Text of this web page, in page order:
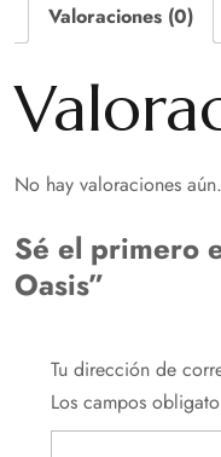
Valoraciones (0)
No hay valoraciones aún.
Sé el primero
Oasis”
Tu dirección de
Los campos